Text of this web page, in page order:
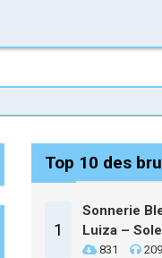
Top 10 des
1
Sonnerie
Luiza –
831